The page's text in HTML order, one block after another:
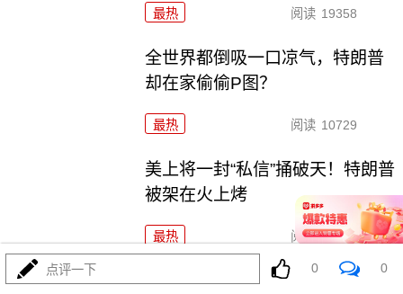
最热 阅读 19358
全世界都倒吸一口凉气，特朗普
却在家偷偷P图？
最热 阅读 10729
美上将一封“私信”捅破天！特朗普
被架在火上烤
最热 阅读 9410
两大命门决定美国退无可退，伊
点评一下 0 0